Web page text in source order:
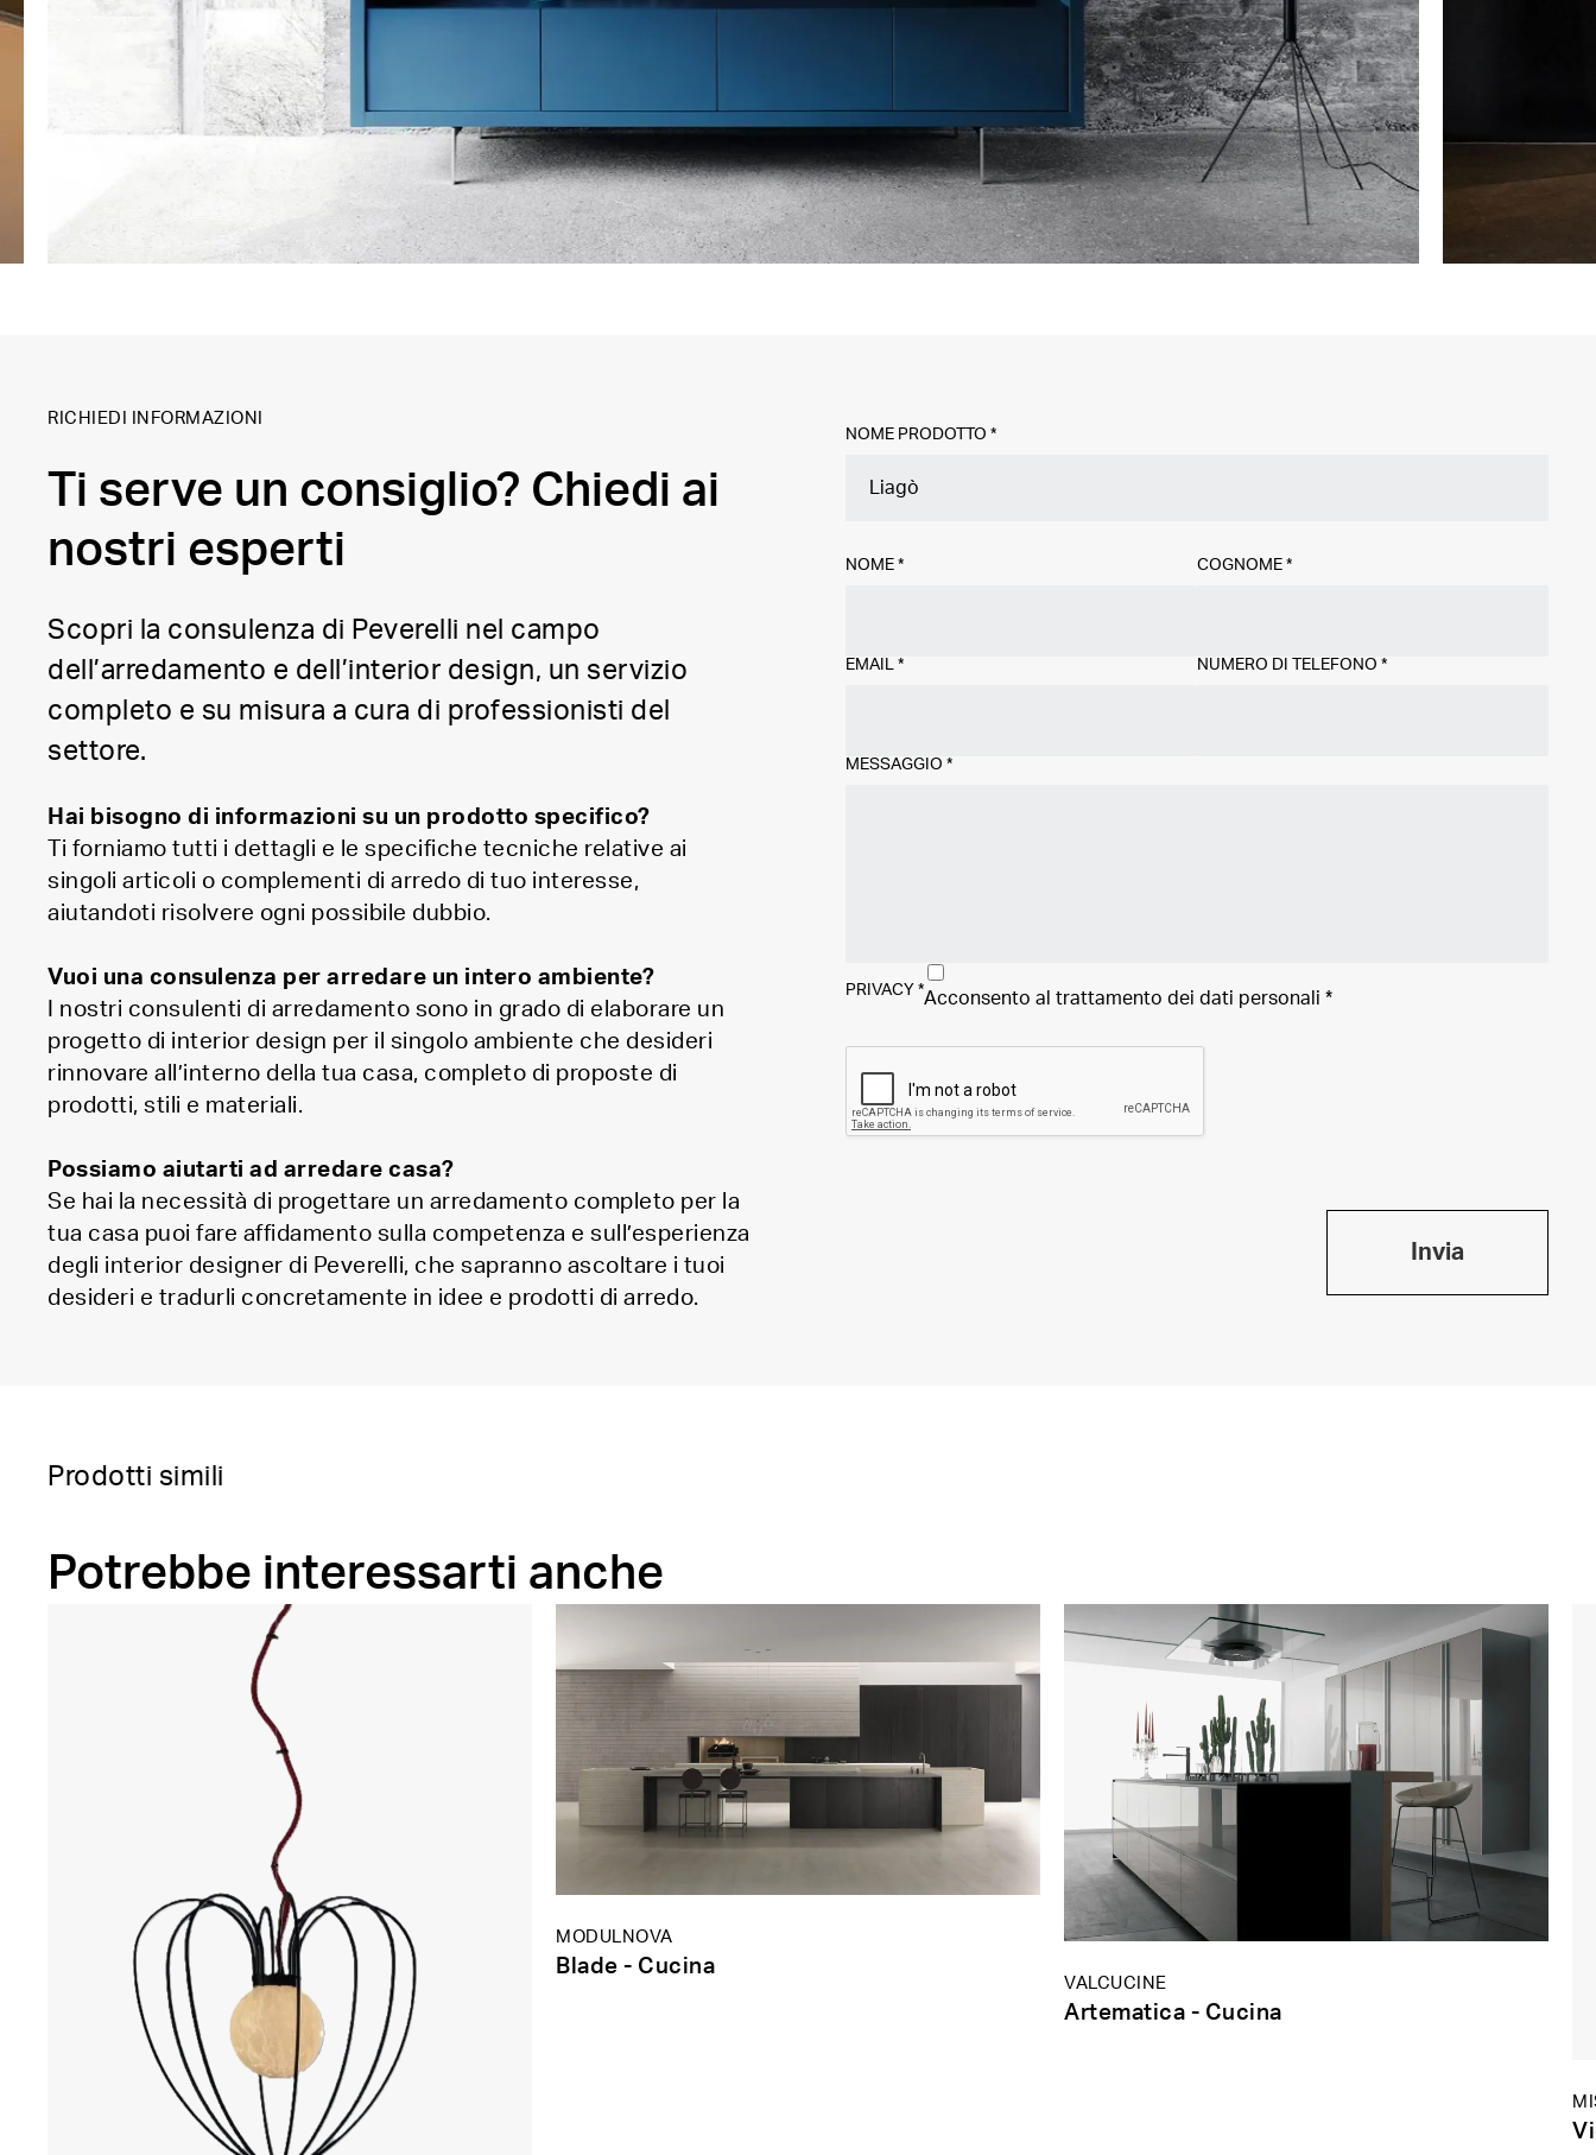
RICHIEDI INFORMAZIONI
Ti serve un consiglio? Chiedi ai
nostri esperti
Scopri la consulenza di Peverelli nel campo
dell’arredamento e dell’interior design, un servizio
completo e su misura a cura di professionisti del
settore.
Hai bisogno di informazioni su un prodotto specifico?
Ti forniamo tutti i dettagli e le specifiche tecniche relative ai
singoli articoli o complementi di arredo di tuo interesse,
aiutandoti risolvere ogni possibile dubbio.
Vuoi una consulenza per arredare un intero ambiente?
I nostri consulenti di arredamento sono in grado di elaborare un
progetto di interior design per il singolo ambiente che desideri
rinnovare all’interno della tua casa, completo di proposte di
prodotti, stili e materiali.
Possiamo aiutarti ad arredare casa?
Se hai la necessità di progettare un arredamento completo per la
tua casa puoi fare affidamento sulla competenza e sull’esperienza
degli interior designer di Peverelli, che sapranno ascoltare i tuoi
desideri e tradurli concretamente in idee e prodotti di arredo.
NOME PRODOTTO *
NOME * COGNOME *
EMAIL * NUMERO DI TELEFONO *
MESSAGGIO *
PRIVACY *Acconsento al trattamento dei dati personali *
Invia
Prodotti simili
Potrebbe interessarti anche
MODULNOVA
Blade - Cucina
VALCUCINE
Artematica - Cucina